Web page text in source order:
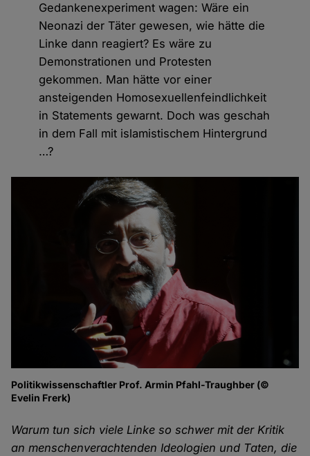
Gedankenexperiment wagen: Wäre ein
Neonazi der Täter gewesen, wie hätte die
Linke dann reagiert? Es wäre zu
Demonstrationen und Protesten
gekommen. Man hätte vor einer
ansteigenden Homosexuellenfeindlichkeit
in Statements gewarnt. Doch was geschah
in dem Fall mit islamistischem Hintergrund
…?
Politikwissenschaftler Prof. Armin Pfahl-Traughber (©
Evelin Frerk)
Warum tun sich viele Linke so schwer mit der Kritik
an menschenverachtenden Ideologien und Taten, die